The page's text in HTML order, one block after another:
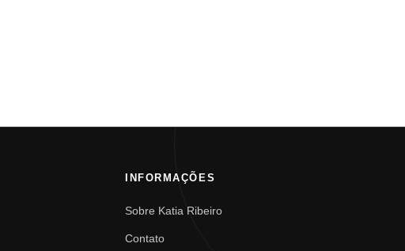
INFORMAÇÕES
Sobre Katia Ribeiro
Contato